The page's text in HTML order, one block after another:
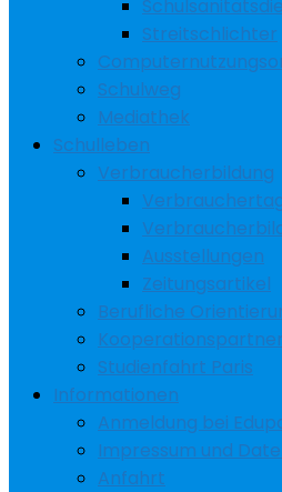
Streitschlichter
Schulweg
Mediathek
Schulleben
Verbraucherbildung
Ausstellungen
Zeitungsartikel
Berufliche
Kooperationspartner
Studienfahrt Paris
Informationen
Anmeldung bei
Impressum und
Anfahrt